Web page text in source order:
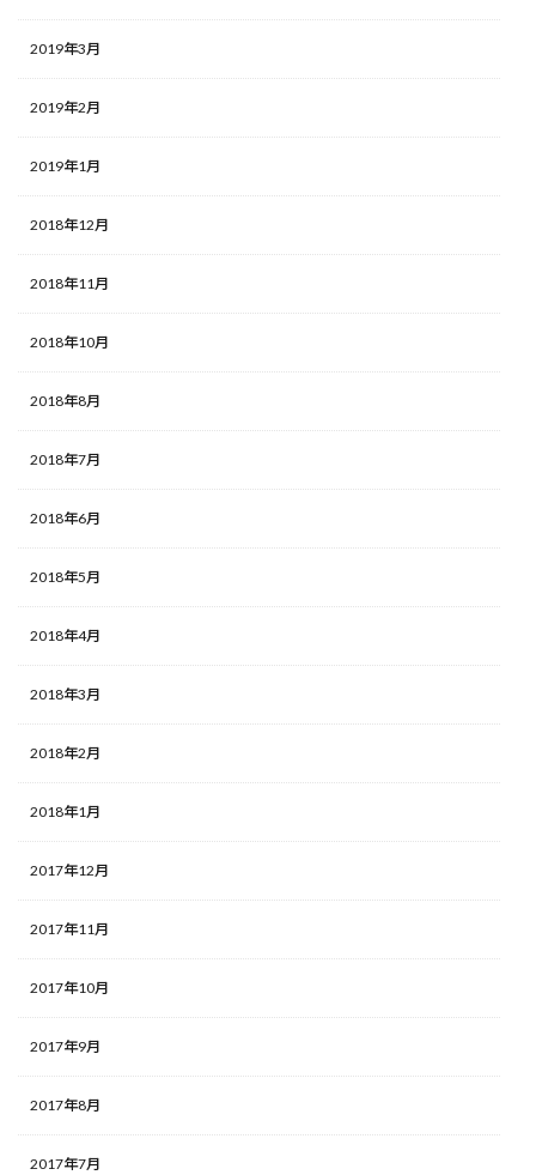
2019年3月
2019年2月
2019年1月
2018年12月
2018年11月
2018年10月
2018年8月
2018年7月
2018年6月
2018年5月
2018年4月
2018年3月
2018年2月
2018年1月
2017年12月
2017年11月
2017年10月
2017年9月
2017年8月
2017年7月